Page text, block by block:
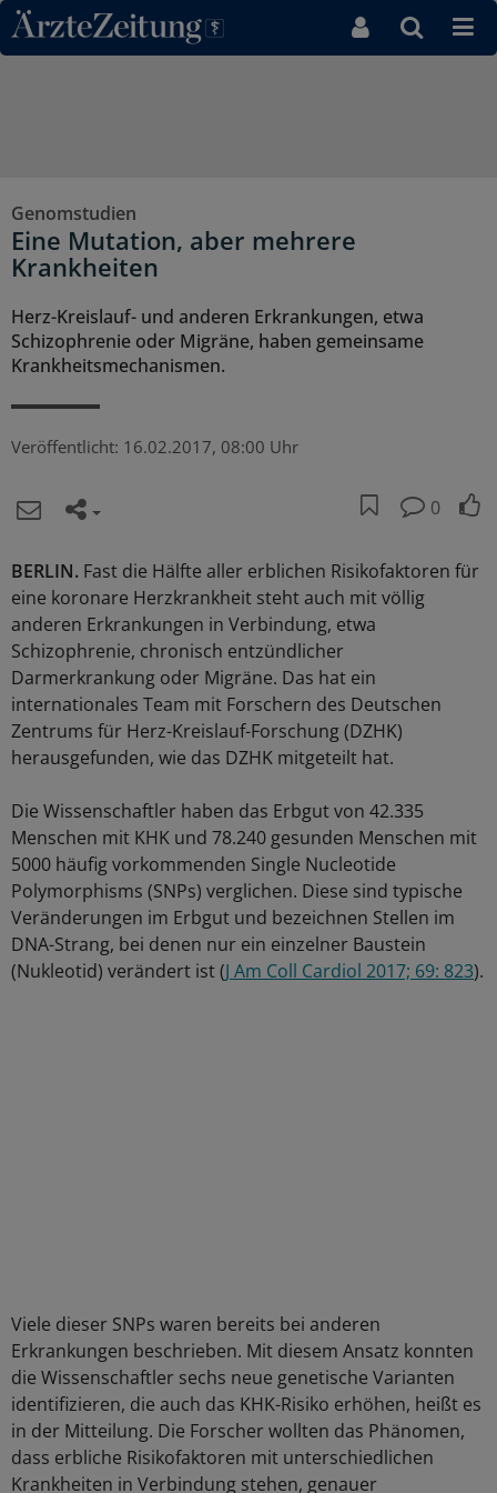
Direkt zum Inhaltsbereich
Genomstudien
Eine Mutation, aber mehrere
Krankheiten
Herz-Kreislauf- und anderen Erkrankungen, etwa
Schizophrenie oder Migräne, haben gemeinsame
Krankheitsmechanismen.
Veröffentlicht: 16.02.2017, 08:00 Uhr
0
BERLIN. Fast die Hälfte aller erblichen Risikofaktoren für
eine koronare Herzkrankheit steht auch mit völlig
anderen Erkrankungen in Verbindung, etwa
Schizophrenie, chronisch entzündlicher
Darmerkrankung oder Migräne. Das hat ein
internationales Team mit Forschern des Deutschen
Zentrums für Herz-Kreislauf-Forschung (DZHK)
herausgefunden, wie das DZHK mitgeteilt hat.
Die Wissenschaftler haben das Erbgut von 42.335
Menschen mit KHK und 78.240 gesunden Menschen mit
5000 häufig vorkommenden Single Nucleotide
Polymorphisms (SNPs) verglichen. Diese sind typische
Veränderungen im Erbgut und bezeichnen Stellen im
DNA-Strang, bei denen nur ein einzelner Baustein
(Nukleotid) verändert ist (J Am Coll Cardiol 2017; 69: 823).
Viele dieser SNPs waren bereits bei anderen
Erkrankungen beschrieben. Mit diesem Ansatz konnten
die Wissenschaftler sechs neue genetische Varianten
identifizieren, die auch das KHK-Risiko erhöhen, heißt es
in der Mitteilung. Die Forscher wollten das Phänomen,
dass erbliche Risikofaktoren mit unterschiedlichen
Krankheiten in Verbindung stehen, genauer